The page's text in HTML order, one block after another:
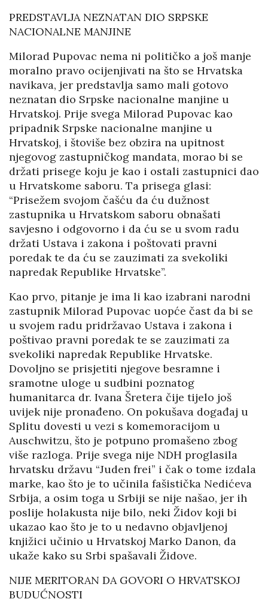
PREDSTAVLJA NEZNATAN DIO SRPSKE
NACIONALNE MANJINE
Milorad Pupovac nema ni političko a još manje
moralno pravo ocijenjivati na što se Hrvatska
navikava, jer predstavlja samo mali gotovo
neznatan dio Srpske nacionalne manjine u
Hrvatskoj. Prije svega Milorad Pupovac kao
pripadnik Srpske nacionalne manjine u
Hrvatskoj, i štoviše bez obzira na upitnost
njegovog zastupničkog mandata, morao bi se
držati prisege koju je kao i ostali zastupnici dao
u Hrvatskome saboru. Ta prisega glasi:
“Prisežem svojom čašću da ću dužnost
zastupnika u Hrvatskom saboru obnašati
savjesno i odgovorno i da ću se u svom radu
držati Ustava i zakona i poštovati pravni
poredak te da ću se zauzimati za svekoliki
napredak Republike Hrvatske”.
Kao prvo, pitanje je ima li kao izabrani narodni
zastupnik Milorad Pupovac uopće čast da bi se
u svojem radu pridržavao Ustava i zakona i
poštivao pravni poredak te se zauzimati za
svekoliki napredak Republike Hrvatske.
Dovoljno se prisjetiti njegove besramne i
sramotne uloge u sudbini poznatog
humanitarca dr. Ivana Šretera čije tijelo još
uvijek nije pronađeno. On pokušava događaj u
Splitu dovesti u vezi s komemoracijom u
Auschwitzu, što je potpuno promašeno zbog
više razloga. Prije svega nije NDH proglasila
hrvatsku državu “Juden frei” i čak o tome izdala
marke, kao što je to učinila fašistička Nedićeva
Srbija, a osim toga u Srbiji se nije našao, jer ih
poslije holakusta nije bilo, neki Židov koji bi
ukazao kao što je to u nedavno objavljenoj
knjižici učinio u Hrvatskoj Marko Danon, da
ukaže kako su Srbi spašavali Židove.
NIJE MERITORAN DA GOVORI O HRVATSKOJ
BUDUĆNOSTI